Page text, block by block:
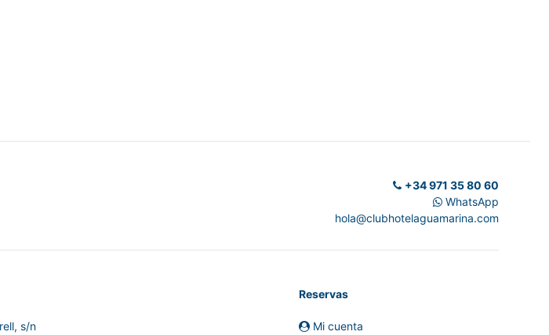
+34 971 35 80 60
WhatsApp
hola@clubhotelaguamarina.com
s/n
Reservas
Mi cuenta